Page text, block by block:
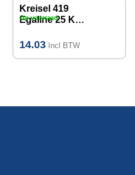
Kreisel 419
Egaline 25 KG
14.03 Incl BTW
Op voorraad